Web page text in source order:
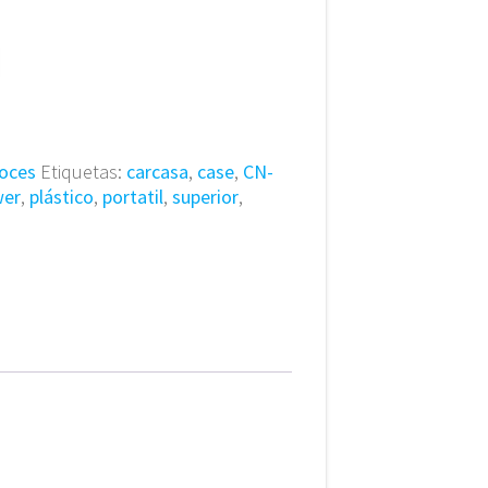
Etiquetas: carcasa, case, CN-
, plástico, portatil, superior,